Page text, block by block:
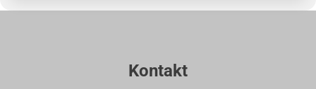
Kontakt